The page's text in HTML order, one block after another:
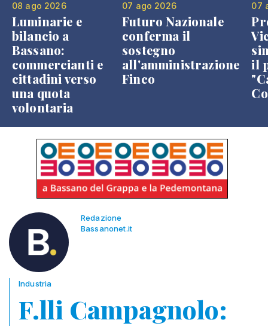
08 ago 2026
Luminarie e
bilancio a
Bassano:
commercianti e
cittadini verso
una quota
volontaria
07 ago 2026
Futuro Nazionale
conferma il
sostegno
all'amministrazione
Finco
07
il
Redazione
Bassanonet.it
Industria
F.lli Campagnolo: